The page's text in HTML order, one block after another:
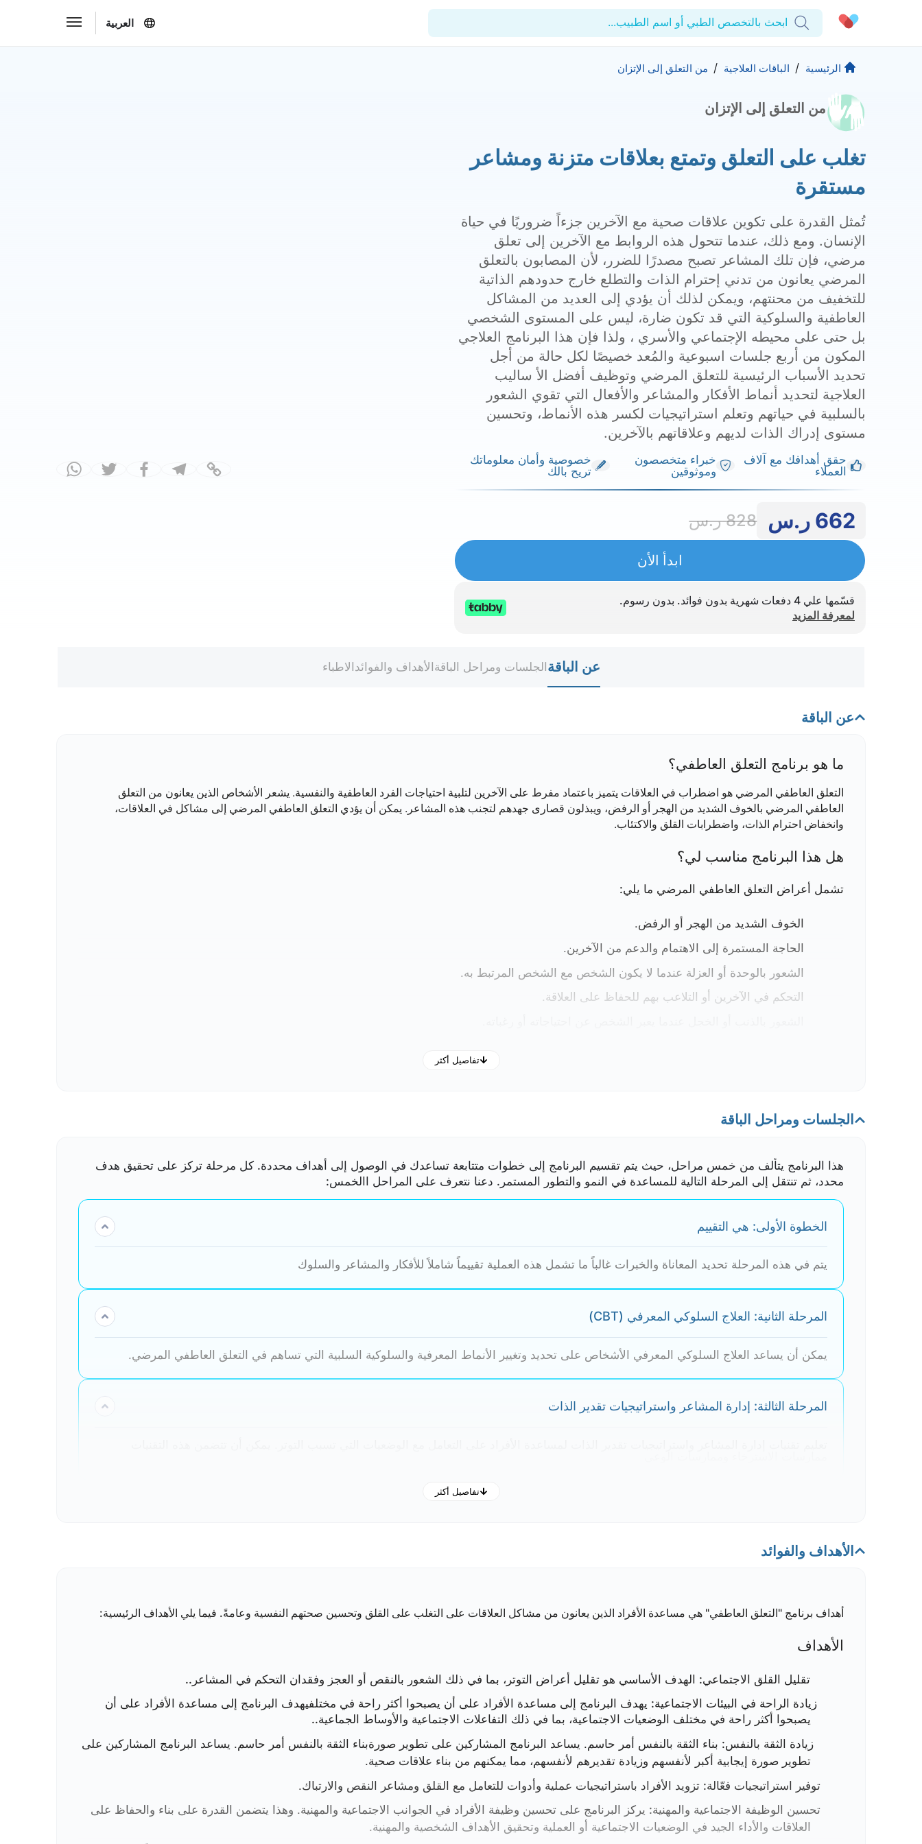
ابحث بالتخصص الطبي أو اسم الطبيب... العربية
الحساب الشخصي
استشاراتي
الوصفات الطبية
اختبارات المعمل
المفضلة
تسجيل الخروج
الشركة
من نحن؟
المقالات الطبية
المنتجات والحلول
التأمين
الرعاية المتقدمة
المراكز الطبية
برامج العناية بالصحة
تواصل
حقوق التأليف والنشر كيورا ©2026
الرئيسية / الباقات العلاجية / من التعلق إلى الإتزان
من التعلق إلى الإتزان
تغلب على التعلق وتمتع بعلاقات متزنة ومشاعر
مستقرة
تُمثل القدرة على تكوين علاقات صحية مع الآخرين جزءاً ضروريًا في حياة
الإنسان. ومع ذلك، عندما تتحول هذه الروابط مع الآخرين إلى تعلق
مرضي، فإن تلك المشاعر تصبح مصدرًا للضرر، لأن المصابون بالتعلق
المرضي يعانون من تدني إحترام الذات والتطلع خارج حدودهم الذاتية
للتخفيف من محنتهم، ويمكن لذلك أن يؤدي إلى العديد من المشاكل
العاطفية والسلوكية التي قد تكون ضارة، ليس على المستوى الشخصي
بل حتى على محيطه الإجتماعي والأسري ، ولذا فإن هذا البرنامج العلاجي
المكون من أربع جلسات اسبوعية والمُعد خصيصًا لكل حالة من أجل
تحديد الأسباب الرئيسية للتعلق المرضي وتوظيف أفضل الأ ساليب
العلاجية لتحديد أنماط الأفكار والمشاعر والأفعال التي تقوي الشعور
بالسلبية في حياتهم وتعلم استراتيجيات لكسر هذه الأنماط، وتحسين
مستوى إدراك الذات لديهم وعلاقاتهم بالآخرين.
حقق أهدافك مع آلاف
العملاء
خبراء متخصصون
وموثوقين
خصوصية وأمان معلوماتك
تريح بالك
662 ر.س 828 ر.س
ابدأ الأن
قسّمها علي 4 دفعات شهرية بدون فوائد. بدون رسوم.
لمعرفة المزيد
عن الباقة الجلسات ومراحل الباقة الأهداف والفوائد الاطباء
عن الباقة
ما هو برنامج التعلق العاطفي؟
التعلق العاطفي المرضي هو اضطراب في العلاقات يتميز باعتماد مفرط على الآخرين لتلبية احتياجات الفرد العاطفية والنفسية. يشعر الأشخاص الذين يعانون من التعلق
العاطفي المرضي بالخوف الشديد من الهجر أو الرفض، ويبذلون قصارى جهدهم لتجنب هذه المشاعر. يمكن أن يؤدي التعلق العاطفي المرضي إلى مشاكل في العلاقات،
وانخفاض احترام الذات، واضطرابات القلق والاكتئاب.
هل هذا البرنامج مناسب لي؟
تشمل أعراض التعلق العاطفي المرضي ما يلي:
الخوف الشديد من الهجر أو الرفض.
الحاجة المستمرة إلى الاهتمام والدعم من الآخرين.
الشعور بالوحدة أو العزلة عندما لا يكون الشخص مع الشخص المرتبط به.
التحكم في الآخرين أو التلاعب بهم للحفاظ على العلاقة.
إذا كنت تواجه هذه التحديات، فإن هذا البرنامج قد تكون مناسبة لمساعدتك في التغلب على التعلق المرضي وإداره علاقاتك بفعالية.
تفاصيل أكثر
الجلسات ومراحل الباقة
هذا البرنامج يتألف من خمس مراحل، حيث يتم تقسيم البرنامج إلى خطوات متتابعة تساعدك في الوصول إلى أهداف محددة. كل مرحلة تركز على تحقيق هدف
محدد، ثم تنتقل إلى المرحلة التالية للمساعدة في النمو والتطور المستمر. دعنا نتعرف على المراحل االخمس:
الخطوة الأولى: هي التقييم
يتم في هذه المرحلة تحديد المعاناة والخبرات غالباً ما تشمل هذه العملية تقييماً شاملاً للأفكار والمشاعر والسلوك
المرحلة الثانية: العلاج السلوكي المعرفي (CBT)
يمكن أن يساعد العلاج السلوكي المعرفي الأشخاص على تحديد وتغيير الأنماط المعرفية والسلوكية السلبية التي تساهم في التعلق العاطفي المرضي.
المرحلة الثالثة: إدارة المشاعر واستراتيجيات تقدير الذات
تعليم الأفراد مهارات اجتماعية أساسية، وتطوير مهارات صحية للتعامل مع العلاقات.
تقديم استراتيجيات للوقاية من الانتكاس والحفاظ على التقدم. من المهم مساعدة الأفراد على التعرف على علامات التراجع وتزويدهم بأدوات للحفاظ على
المكاسب التي حققوها
تفاصيل أكثر
الأهداف والفوائد
أهداف برنامج "التعلق العاطفي" هي مساعدة الأفراد الذين يعانون من مشاكل العلاقات على التغلب على القلق وتحسين صحتهم النفسية وعامةً. فيما يلي الأهداف الرئيسية:
الأهداف
تقليل القلق الاجتماعي: الهدف الأساسي هو تقليل أعراض التوتر، بما في ذلك الشعور بالنقص أو العجز وفقدان التحكم في المشاعر..
زيادة الراحة في البيئات الاجتماعية: يهدف البرنامج إلى مساعدة الأفراد على أن يصبحوا أكثر راحة في مختلفيهدف البرنامج إلى مساعدة الأفراد على أن
يصبحوا أكثر راحة في مختلف الوضعيات الاجتماعية، بما في ذلك التفاعلات الاجتماعية والأوساط الجماعية..
زيادة الثقة بالنفس: بناء الثقة بالنفس أمر حاسم. يساعد البرنامج المشاركين على تطوير صورةبناء الثقة بالنفس أمر حاسم. يساعد البرنامج المشاركين على
تطوير صورة إيجابية أكبر لأنفسهم وزيادة تقديرهم لأنفسهم، مما يمكنهم من بناء علاقات صحية.
توفير استراتيجيات فعّالة: تزويد الأفراد باستراتيجيات عملية وأدوات للتعامل مع القلق ومشاعر النقص والارتباك.
تحسين الوظيفة الاجتماعية والمهنية: يركز البرنامج على تحسين وظيفة الأفراد في الجوانب الاجتماعية والمهنية. وهذا يتضمن القدرة على بناء والحفاظ على
العلاقات والأداء الجيد في الوضعيات الاجتماعية أو العملية وتحقيق الأهداف الشخصية والمهنية.